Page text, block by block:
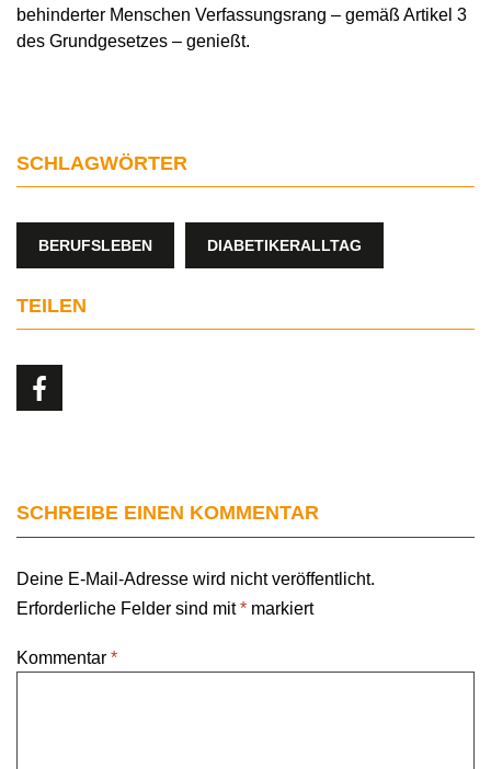
behinderter Menschen Verfassungsrang – gemäß Artikel 3
des Grundgesetzes – genießt.
SCHLAGWÖRTER
BERUFSLEBEN DIABETIKERALLTAG
TEILEN
SCHREIBE EINEN KOMMENTAR
Deine E-Mail-Adresse wird nicht veröffentlicht.
Erforderliche Felder sind mit* markiert
Kommentar *